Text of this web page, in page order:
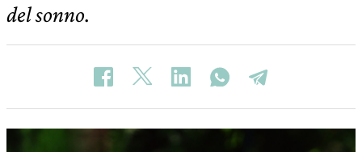
del sonno.